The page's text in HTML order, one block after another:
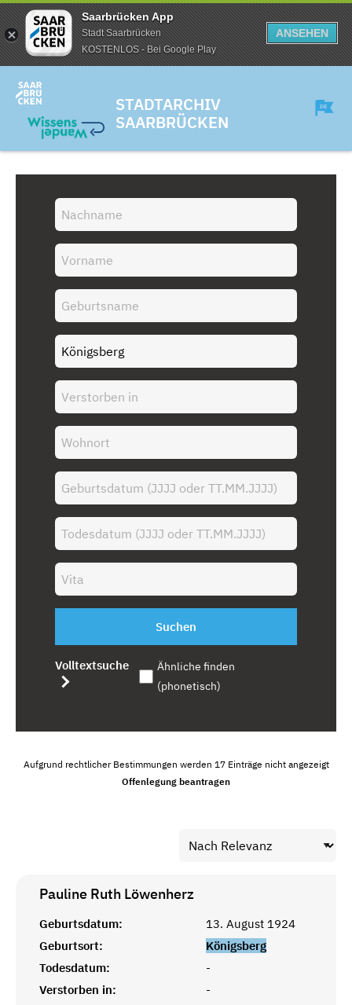
Saarbrücken App
Stadt Saarbrücken
KOSTENLOS - Bei Google Play
ANSEHEN
STADTARCHIV
SAARBRÜCKEN
Suchen
Volltextsuche
Ähnliche finden
(phonetisch)
Aufgrund rechtlicher Bestimmungen werden 17 Einträge nicht angezeigt
Offenlegung beantragen
Pauline Ruth Löwenherz
Geburtsdatum:
13. August 1924
Geburtsort:
Königsberg
Todesdatum:
-
Verstorben in:
-